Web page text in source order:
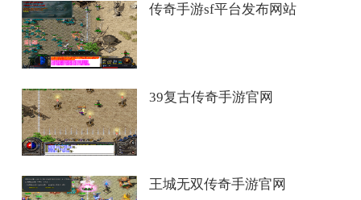
传奇手游sf平台发布网站
39复古传奇手游官网
王城无双传奇手游官网